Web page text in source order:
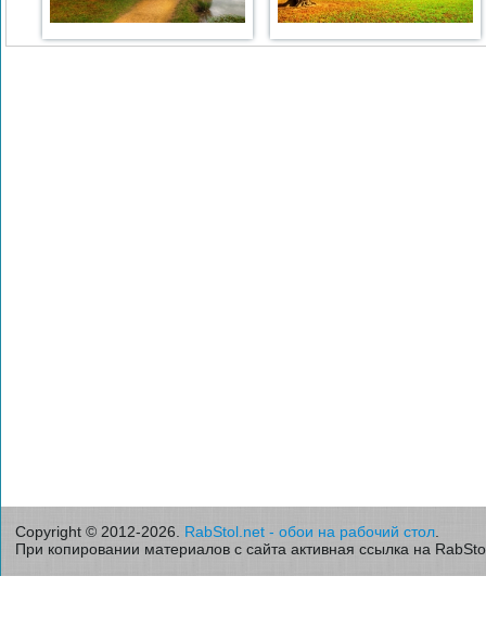
Copyright © 2012-2026. RabStol.net - обои на рабочий стол
При копировании материалов с сайта активная ссылка на